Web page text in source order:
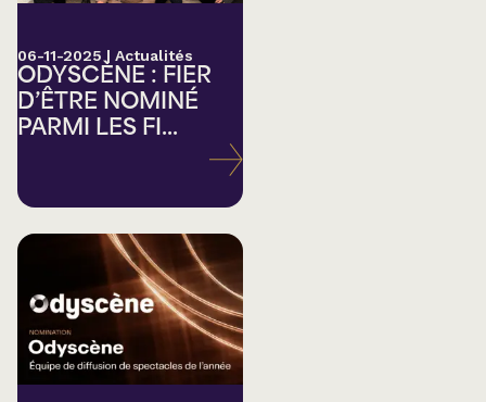
06-11-2025 | Actualités
ODYSCÈNE : FIER
D’ÊTRE NOMINÉ
PARMI LES FI...